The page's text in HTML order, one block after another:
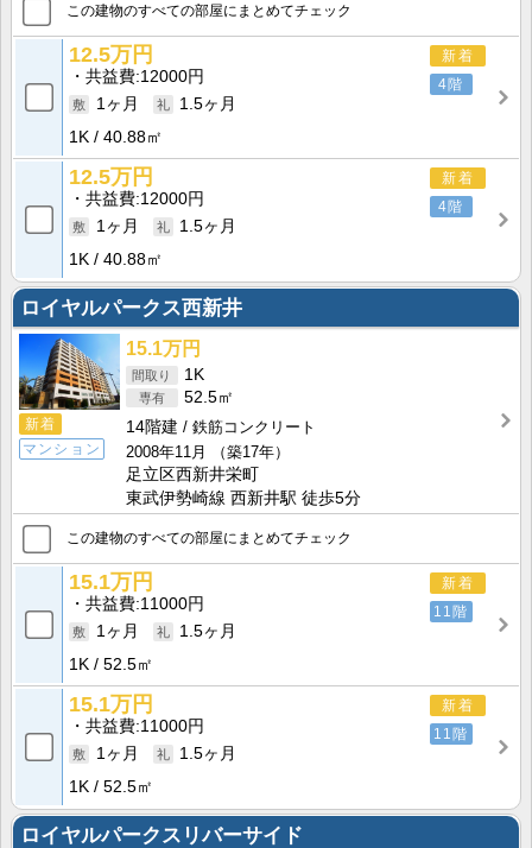
この建物のすべての部屋にまとめてチェック
新着
4階
12.5万円
共益費 12000円
1ヶ月
1.5ヶ月
1K
40.88㎡
新着
4階
12.5万円
共益費 12000円
1ヶ月
1.5ヶ月
1K
40.88㎡
ロイヤルパークス西新井
新着
マンション
15.1万円
1K
52.5㎡
14階建
鉄筋コンクリート
2008年11月
（築17年）
足立区西新井栄町
東武伊勢崎線 西新井駅 徒歩5分
この建物のすべての部屋にまとめてチェック
新着
11階
15.1万円
共益費 11000円
1ヶ月
1.5ヶ月
1K
52.5㎡
新着
11階
15.1万円
共益費 11000円
1ヶ月
1.5ヶ月
1K
52.5㎡
ロイヤルパークスリバーサイド